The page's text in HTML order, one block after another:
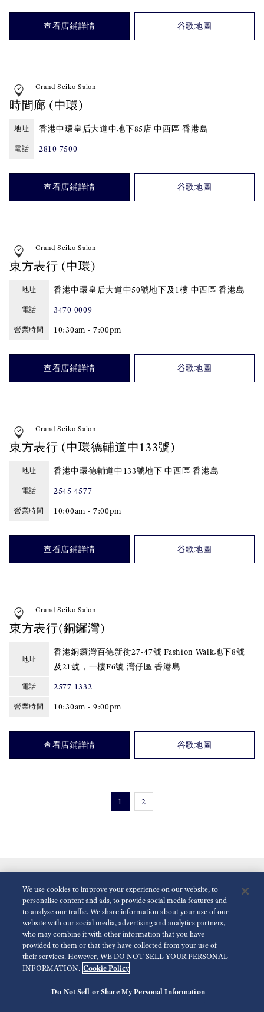
查看店鋪詳情 谷歌地圖
Grand Seiko Salon
時間廊 (中環)
地址 香港中環皇后大道中地下85店 中西區 香港島
電話 2810 7500
查看店鋪詳情 谷歌地圖
Grand Seiko Salon
東方表行 (中環)
地址 香港中環皇后大道中50號地下及1樓 中西區 香港島
電話 3470 0009
營業時間 10:30am - 7:00pm
查看店鋪詳情 谷歌地圖
Grand Seiko Salon
東方表行 (中環德輔道中133號)
地址 香港中環德輔道中133號地下 中西區 香港島
電話 2545 4577
營業時間 10:00am - 7:00pm
查看店鋪詳情 谷歌地圖
Grand Seiko Salon
東方表行(銅鑼灣)
地址
香港銅鑼灣百德新街27-47號 Fashion Walk地下8號
及21號，一樓F6號 灣仔區 香港島
電話 2577 1332
營業時間 10:30am - 9:00pm
查看店鋪詳情 谷歌地圖
1 2
減少動畫
傳媒查詢 使用條款 隱私政策
©2026 Seiko Watch Corporation
We use cookies to improve your experience on our website, to
personalise content and ads, to provide social media features and
to analyse our traffic. We share information about your use of our
website with our social media, advertising and analytics partners,
who may combine it with other information that you have
provided to them or that they have collected from your use of
their services. However, WE DO NOT SELL YOUR PERSONAL
INFORMATION. Cookie Policy
Do Not Sell or Share My Personal Information